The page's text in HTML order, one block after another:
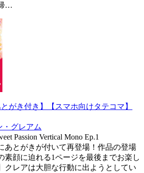
…
がき付き】【スマホ向けタテコマ】
・グレアム
Passion Vertical Mono Ep.1
あとがきが付いて再登場！作品の登場
素顔に迫れる1ページを最後までお楽し
クレアは大胆な行動に出ようとしてい